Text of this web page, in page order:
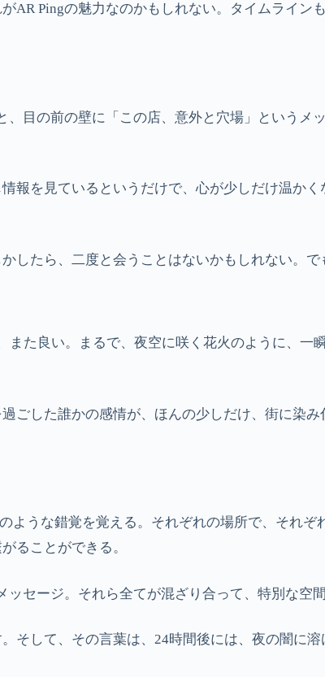
AR Pingの魅力なのかもしれない。タイムライン
目の前の壁に「この店、意外と穴場」という
報を見ているというだけで、心が少しだけ温か
したら、二度と会うことはないかもしれない。
た良い。まるで、夜空に咲く花火のように、
ごした誰かの感情が、ほんの少しだけ、街に染
ような錯覚を覚える。それぞれの場所で、それ
ることができる。
セージ。それら全てが混ざり合って、特別な空
そして、その言葉は、24時間後には、夜の闇に